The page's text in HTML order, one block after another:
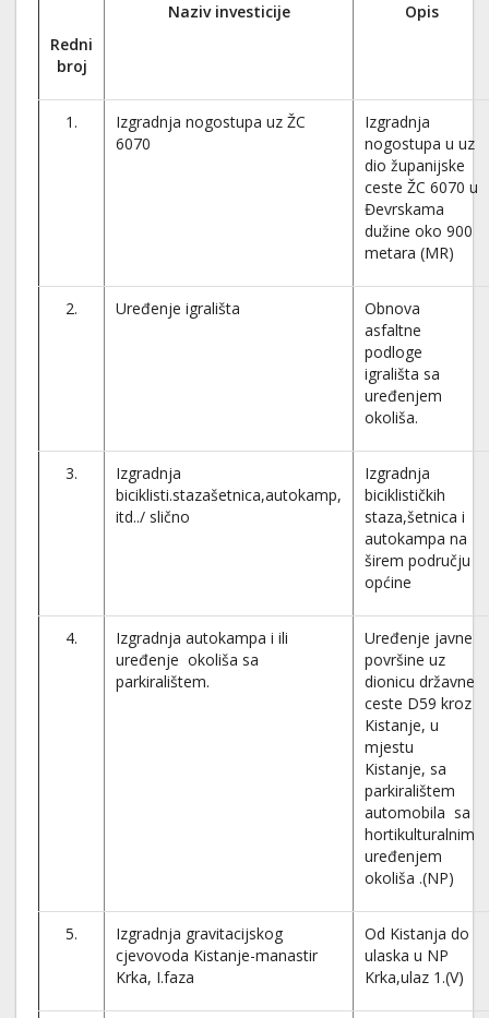
Redni
broj
Naziv investicije Opis
1.
Izgradnja nogostupa uz ŽC
6070
Izgradnja
nogostupa u uz
dio županijske
ceste ŽC 6070 u
Đevrskama
dužine oko 900
metara (MR)
2. Uređenje igrališta
Obnova
asfaltne
podloge
igrališta sa
uređenjem
okoliša.
3.
Izgradnja
biciklisti.stazašetnica,autokamp,
itd../ slično
Izgradnja
biciklističkih
staza,šetnica i
autokampa na
širem području
općine
4.
Izgradnja autokampa i ili
uređenje okoliša sa
parkiralištem.
Uređenje javne
površine uz
dionicu državne
ceste D59 kroz
Kistanje, u
mjestu
Kistanje, sa
parkiralištem
automobila sa
hortikulturalnim
uređenjem
okoliša .(NP)
5.
Izgradnja gravitacijskog
cjevovoda Kistanje-manastir
Krka, I.faza
Od Kistanja do
ulaska u NP
Krka,ulaz 1.(V)